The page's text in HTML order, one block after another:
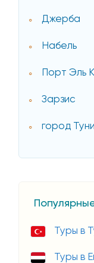
Джерба
Набель
Порт Эль
Зарзис
город
Туры в
Туры в